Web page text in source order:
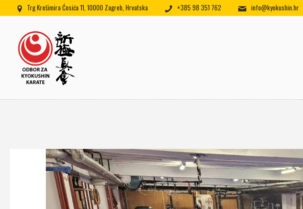
Trg Krešimira Ćosića 11, 10000 Zagreb, Hrvatska +385 98 351 762 info@kyokushin.hr